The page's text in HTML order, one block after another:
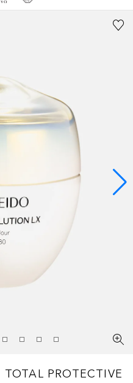
TOTAL PROTECTIVE